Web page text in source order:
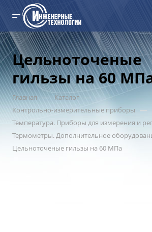
Цельноточеные
гильзы на 60
Главная — Каталог —
Контрольно-измерительные приборы —
Температура. Приборы для измерения и
Термометры. Дополнительное
Цельноточеные гильзы на 60 МПа